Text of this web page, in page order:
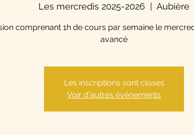
Les mercredis 2025-2026
  |
Aubière
comprenant 1h de cours par semaine le
avancé
Les inscriptions sont closes
Voir d'autres événements